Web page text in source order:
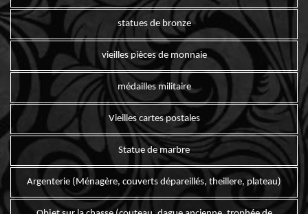
statues de bronze
vieilles pièces de monnaie
médailles militaire
Vieilles cartes postales
Statue de marbre
Argenterie (Ménagère, couverts dépareillés, theillere, plateau)